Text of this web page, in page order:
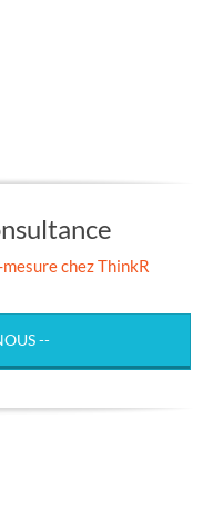
chez ThinkR
--